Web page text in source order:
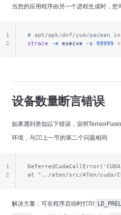
当您的应用程序由另一个进程生成时，您
# apt/apk/dnf/yum/pacman
strace -e execve -s 99999 <
1
2
设备数量断言错误
如果遇到类似以下错误，说明
环境，与👆🏻上一节的第二个问题相同
at "../aten/src/ATen/cuda/
1
2
解决方案：可在程序启动时打印